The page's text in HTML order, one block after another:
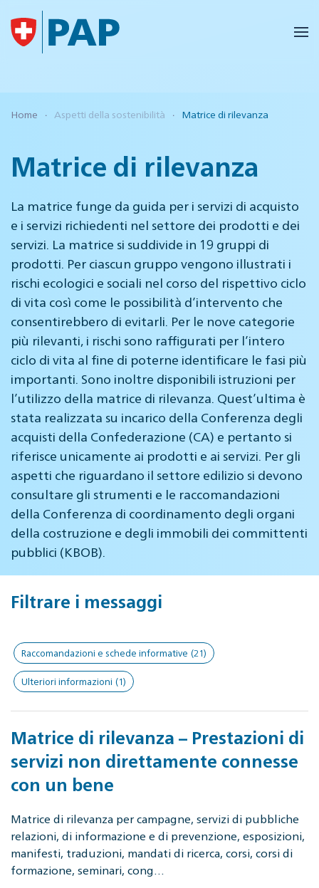
Skip to main content
Home Aspetti della sostenibilità Matrice di rilevanza
Matrice di rilevanza
La matrice funge da guida per i servizi di acquisto
e i servizi richiedenti nel settore dei prodotti e dei
servizi. La matrice si suddivide in 19 gruppi di
prodotti. Per ciascun gruppo vengono illustrati i
rischi ecologici e sociali nel corso del rispettivo ciclo
di vita così come le possibilità d’intervento che
consentirebbero di evitarli. Per le nove categorie
più rilevanti, i rischi sono raffigurati per l’intero
ciclo di vita al fine di poterne identificare le fasi più
importanti. Sono inoltre disponibili istruzioni per
l’utilizzo della matrice di rilevanza. Quest’ultima è
stata realizzata su incarico della Conferenza degli
acquisti della Confederazione (CA) e pertanto si
riferisce unicamente ai prodotti e ai servizi. Per gli
aspetti che riguardano il settore edilizio si devono
consultare gli strumenti e le raccomandazioni
della Conferenza di coordinamento degli organi
della costruzione e degli immobili dei committenti
pubblici (KBOB).
Filtrare i messaggi
Raccomandazioni e schede informative (21)
Ulteriori informazioni (1)
Matrice di rilevanza – Prestazioni di
servizi non direttamente connesse
con un bene
Matrice di rilevanza per campagne, servizi di pubbliche
relazioni, di informazione e di prevenzione, esposizioni,
manifesti, traduzioni, mandati di ricerca, corsi, corsi di
formazione, seminari, cong…